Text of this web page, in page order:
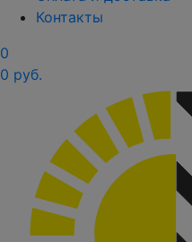
Контакты
0
0 руб.